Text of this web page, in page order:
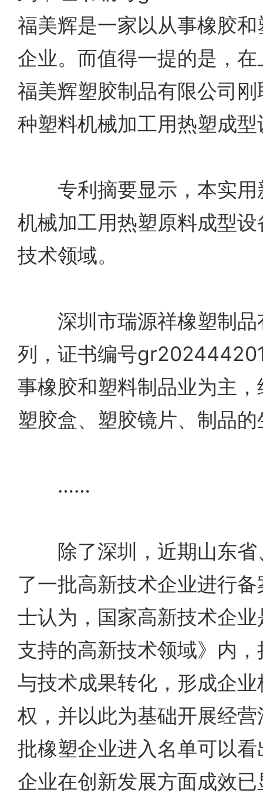
福美辉是一家以从事橡胶
企业。而值得一提的是，
福美辉塑胶制品有限公司刚
种塑料机械加工用热塑成型
专利摘要显示，本实用
机械加工用热塑原料成型
技术领域。
深圳市瑞源祥橡塑制品
列，证书编号
事橡胶和塑料制品业为主
塑胶盒、塑胶镜片、制品
……
除了深圳，近期山东省
了一批高新技术企业进行
士认为，国家高新技术企
支持的高新技术领域》内
与技术成果转化，形成企
权，并以此为基础开展经
批橡塑企业进入名单可以
企业在创新发展方面成效已